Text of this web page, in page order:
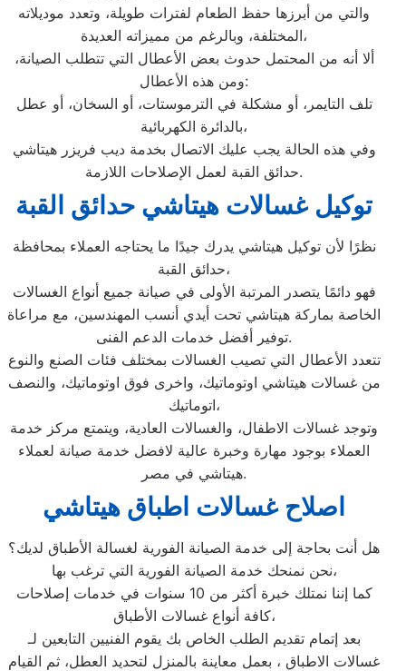
والتي من أبرزها حفظ الطعام لفترات طويلة، وتعدد موديلاته
المختلفة، وبالرغم من مميزاته العديدة،
ألا أنه من المحتمل حدوث بعض الأعطال التي تتطلب الصيانة،
ومن هذه الأعطال:
تلف التايمر، أو مشكلة في الترموستات، أو السخان، أو عطل
بالدائرة الكهربائية،
وفي هذه الحالة يجب عليك الاتصال بخدمة ديب فريزر هيتاشي
حدائق القبة لعمل الإصلاحات اللازمة.
توكيل غسالات هيتاشي حدائق القبة
نظرًا لأن توكيل هيتاشي يدرك جيدًا ما يحتاجه العملاء بمحافظة
حدائق القبة،
فهو دائمًا يتصدر المرتبة الأولى في صيانة جميع أنواع الغسالات
الخاصة بماركة هيتاشي تحت أيدي أنسب المهندسين، مع مراعاة
توفير أفضل خدمات الدعم الفنى.
تتعدد الأعطال التي تصيب الغسالات بمختلف فئات الصنع والنوع
من غسالات هيتاشي اوتوماتيك، واخرى فوق اوتوماتيك، والنصف
اتوماتيك،
وتوجد غسالات الاطفال، والغسالات العادية، ويتمتع مركز خدمة
العملاء بوجود مهارة وخبرة عالية لافضل خدمة صيانة لعملاء
هيتاشي في مصر.
اصلاح غسالات اطباق هيتاشي
هل أنت بحاجة إلى خدمة الصيانة الفورية لغسالة الأطباق لديك؟
نحن نمنحك خدمة الصيانة الفورية التي ترغب بها،
كما إننا نمتلك خبرة أكثر من 10 سنوات في خدمات إصلاحات
كافة أنواع غسالات الأطباق،
بعد إتمام تقديم الطلب الخاص بك يقوم الفنيين التابعين لـ
غسالات الاطباق ، بعمل معاينة بالمنزل لتحديد العطل، ثم القيام